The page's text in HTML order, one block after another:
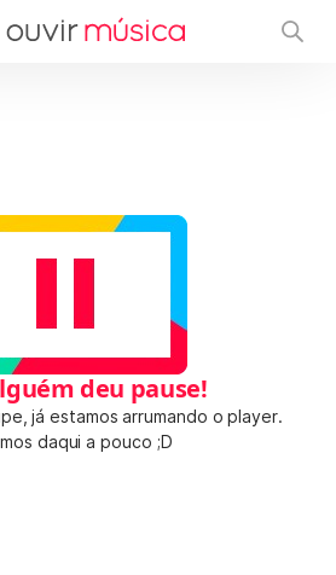
deu pause!
já estamos arrumando o player.
daqui a pouco ;D